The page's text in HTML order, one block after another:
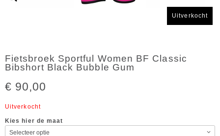
Uitverkocht
Fietsbroek Sportful Women BF Classic
Bibshort Black Bubble Gum
€ 90,00
Uitverkocht
Kies hier de maat